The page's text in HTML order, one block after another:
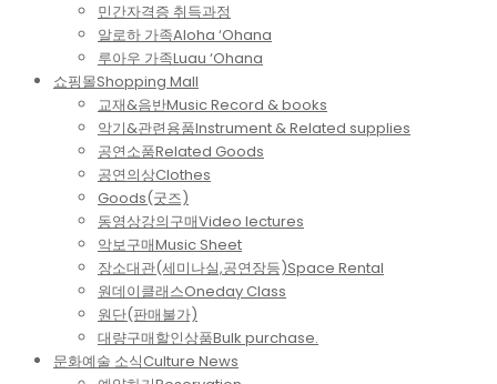
민간자격증 취득과정
알로하 가족Aloha ‘Ohana
루아우 가족Luau ‘Ohana
쇼핑몰Shopping Mall
교재&음반Music Record & books
악기&관련용품Instrument & Related supplies
공연소품Related Goods
공연의상Clothes
Goods(굿즈)
동영상강의구매Video lectures
악보구매Music Sheet
장소대관(세미나실,공연장등)Space Rental
원데이클래스Oneday Class
원단(판매불가)
대량구매할인상품Bulk purchase.
문화예술 소식Culture News